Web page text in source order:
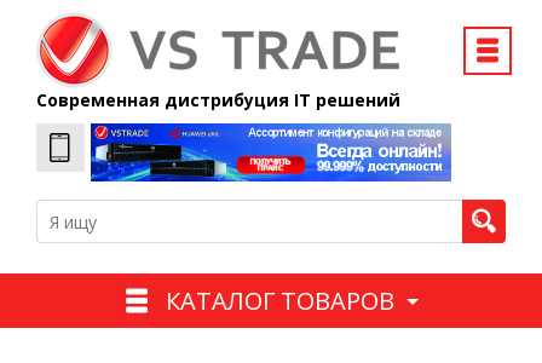
Современная дистрибуция IT решений
КАТАЛОГ ТОВАРОВ